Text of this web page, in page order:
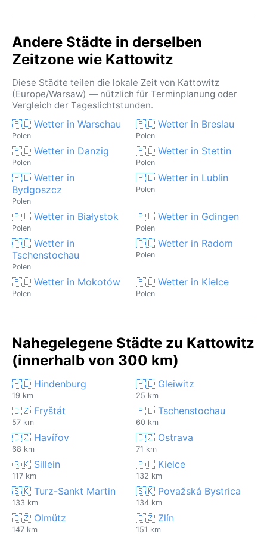
Andere Städte in derselben
Zeitzone wie Kattowitz
Diese Städte teilen die lokale Zeit von Kattowitz
(Europe/Warsaw) — nützlich für Terminplanung oder
Vergleich der Tageslichtstunden.
🇵🇱 Wetter in Warschau
Polen
🇵🇱 Wetter in Breslau
Polen
🇵🇱 Wetter in Danzig
Polen
🇵🇱 Wetter in Stettin
Polen
🇵🇱 Wetter in
Bydgoszcz
Polen
🇵🇱 Wetter in Lublin
Polen
🇵🇱 Wetter in Białystok
Polen
🇵🇱 Wetter in Gdingen
Polen
🇵🇱 Wetter in
Tschenstochau
Polen
🇵🇱 Wetter in Radom
Polen
🇵🇱 Wetter in Mokotów
Polen
🇵🇱 Wetter in Kielce
Polen
Nahegelegene Städte zu Kattowitz
(innerhalb von 300 km)
🇵🇱 Hindenburg
19 km
🇵🇱 Gleiwitz
25 km
🇨🇿 Fryštát
57 km
🇵🇱 Tschenstochau
60 km
🇨🇿 Havířov
68 km
🇨🇿 Ostrava
71 km
🇸🇰 Sillein
117 km
🇵🇱 Kielce
132 km
🇸🇰 Turz-Sankt Martin
133 km
🇸🇰 Považská Bystrica
134 km
🇨🇿 Olmütz
147 km
🇨🇿 Zlín
151 km